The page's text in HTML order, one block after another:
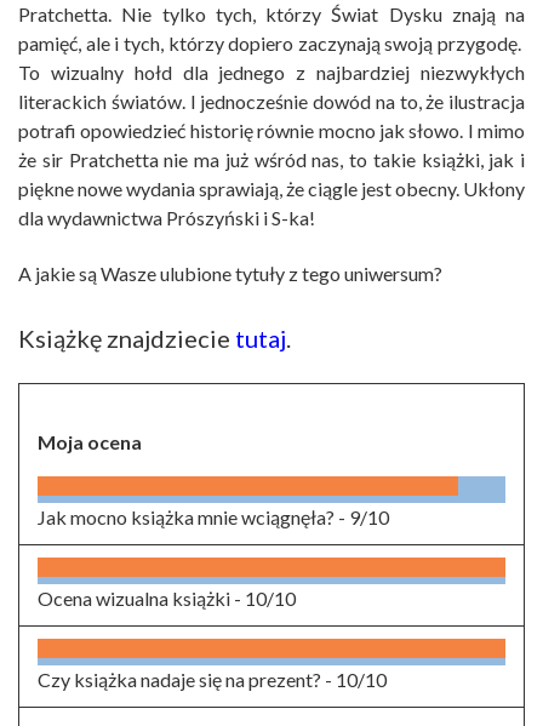
Pratchetta. Nie tylko tych, którzy Świat Dysku znają na
pamięć, ale i tych, którzy dopiero zaczynają swoją przygodę.
To wizualny hołd dla jednego z najbardziej niezwykłych
literackich światów. I jednocześnie dowód na to, że ilustracja
potrafi opowiedzieć historię równie mocno jak słowo. I mimo
że sir Pratchetta nie ma już wśród nas, to takie książki, jak i
piękne nowe wydania sprawiają, że ciągle jest obecny. Ukłony
dla wydawnictwa Prószyński i S-ka!
A jakie są Wasze ulubione tytuły z tego uniwersum?
Książkę znajdziecie tutaj.
Moja ocena
Jak mocno książka mnie wciągnęła? - 9/10
Ocena wizualna książki - 10/10
Czy książka nadaje się na prezent? - 10/10